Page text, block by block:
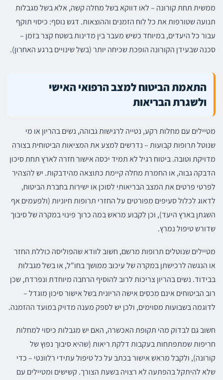
ממשית תחת קורונה – לאו דווקא בשל מחלה קשה, אלא בשל מגבלות
תנועה שטורפות את כל לוח הזמנים וההוצאות. דגש נוסף: כיסוי תוקף
עבור כל היעדים, במיוחד כשיש מעבר בין מדינות בשטח קצר בזמן –
סכנה שבעידן הקורונה הופכת שכיחה יותר (בשל שינויים ברגע האחרון).
התאמת הביטוח למצב הרפואי האישי
ולשגרת הבריאות
מטיילים עם מחלות רקע, נטייה לרגישות גבוהה, נשים בהריון או מי
שנוטל תרופות קבועות – נדרשים למצע את המציאות הביטוחית בצורה
מדויקת וטובה. ביטוח רגיל לא תמיד יכסה אישור חזרה לארץ תחת סיכון
הדבקה גבוה, או החמרת מחלה קיימת כתוצאה מהידבקות. יש להצהיר
לפרטי פרטים את המצב הבריאותי לסוכן או ישירות בחברת הביטוח,
לדאוג לכלול סעיפים מפורטים על החזרי תרופות חיוניות (ולפעמים אף
השגתן בארץ היעד), וכן לקבוע מראש במה כרוך פינוי במקרה של סיבוך
שדורש טיפול נמרץ.
מטיילים שנוטלים תרופות מרשם, חשוב לוודא שהפוליסה כוללת החזר
או הנגשה לרכישתן במקרה של עיכוב ממושך בחו"ל, או בשל מגבלות
בבידוד. נשים בהריון צריכות לרוב להוסיף הרחבה מיוחדת ונפרדת, שכן
רוב הביטוחים אינם מכסים אישה הריונית בשל אישור סיכון מוגדל –
לדוגמה בשבועות מסוימים, ולכן יש לספק מענה מדויק במועד ההזמנה.
חשוב גם לבדוק מהי תקופת האכשרה, האם יש מגבלות כיסוי למחלות
חריפות שמתפתחות בעקבות דלקת ריאות (שהיא סיבוך נפוץ של
קורונה), ולקבל מראש אישור בכתב על כל טיפול עתידי רלוונטי – כדי
שלא להיתקל בהפתעה לא רצויה בשעת הצורך. קשישים ומטיילים עם